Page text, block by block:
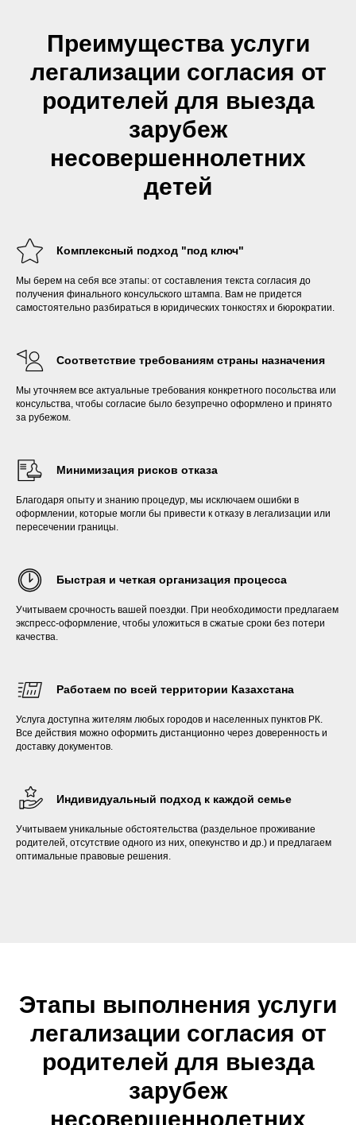
Преимущества услуги
легализации согласия от
родителей для выезда
зарубеж
несовершеннолетних
детей
Комплексный подход "под ключ"
Мы берем на себя все этапы: от составления текста согласия до
получения финального консульского штампа. Вам не придется
самостоятельно разбираться в юридических тонкостях и бюрократии.
Соответствие требованиям страны назначения
Мы уточняем все актуальные требования конкретного посольства или
консульства, чтобы согласие было безупречно оформлено и принято
за рубежом.
Минимизация рисков отказа
Благодаря опыту и знанию процедур, мы исключаем ошибки в
оформлении, которые могли бы привести к отказу в легализации или
пересечении границы.
Быстрая и четкая организация процесса
Учитываем срочность вашей поездки. При необходимости предлагаем
экспресс-оформление, чтобы уложиться в сжатые сроки без потери
качества.
Работаем по всей территории Казахстана
Услуга доступна жителям любых городов и населенных пунктов РК.
Все действия можно оформить дистанционно через доверенность и
доставку документов.
Индивидуальный подход к каждой семье
Учитываем уникальные обстоятельства (раздельное проживание
родителей, отсутствие одного из них, опекунство и др.) и предлагаем
оптимальные правовые решения.
Этапы выполнения услуги
легализации согласия от
родителей для выезда
зарубеж
несовершеннолетних